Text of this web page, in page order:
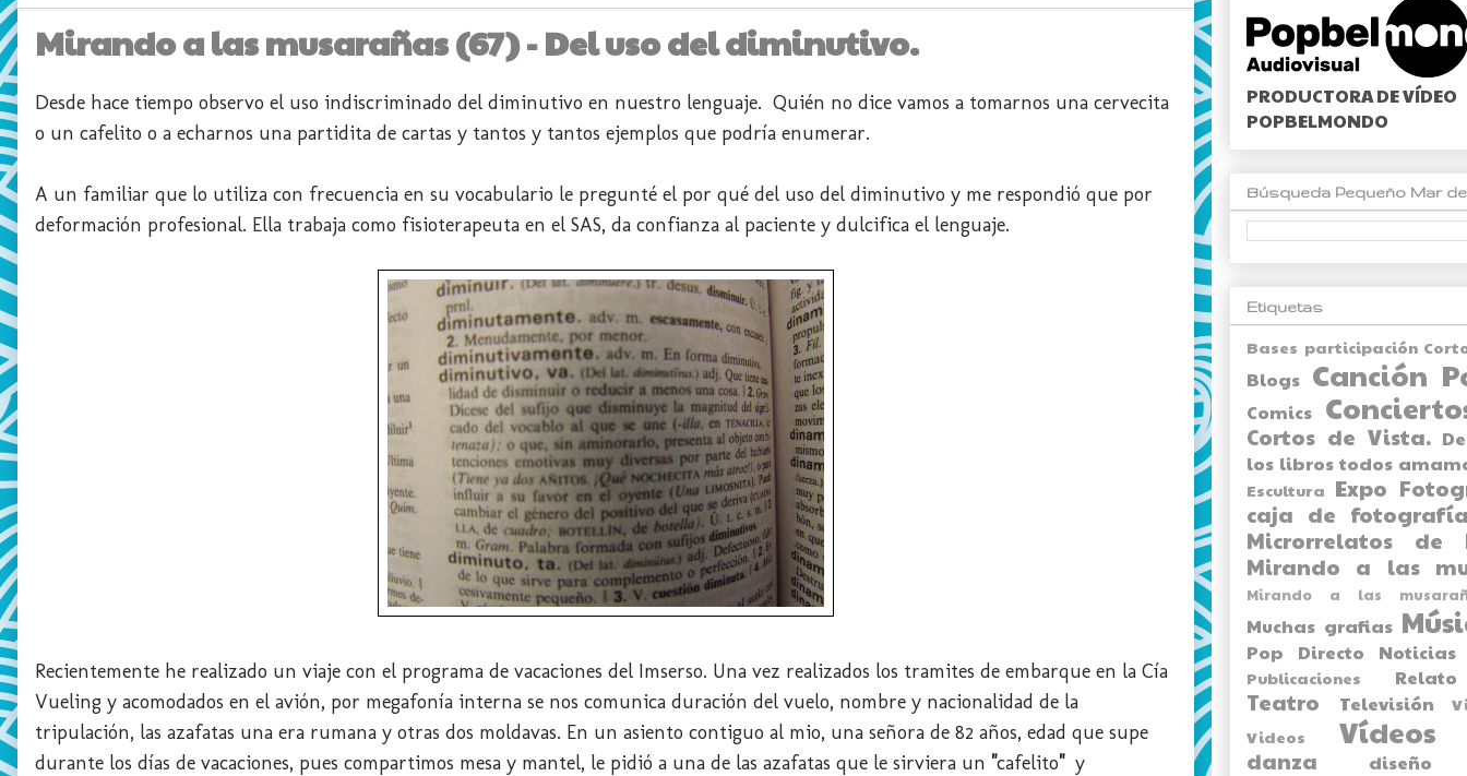
Mirando a las musarañas (67) - Del uso del diminutivo.
Desde hace tiempo observo el uso indiscriminado del diminutivo en nuestro lenguaje. Quién no dice vamos a tomarnos una cervecita
o un cafelito o a echarnos una partidita de cartas y tantos y tantos ejemplos que podría enumerar.
A un familiar que lo utiliza con frecuencia en su vocabulario le pregunté el por qué del uso del diminutivo y me respondió que por
deformación profesional. Ella trabaja como fisioterapeuta en el SAS, da confianza al paciente y dulcifica el lenguaje.
Recientemente he realizado un viaje con el programa de vacaciones del Imserso. Una vez realizados los tramites de embarque en la Cía
Vueling y acomodados en el avión, por megafonía interna se nos comunica duración del vuelo, nombre y nacionalidad de la
tripulación, las azafatas una era rumana y otras dos moldavas. En un asiento contiguo al mio, una señora de 82 años, edad que supe
durante los días de vacaciones, pues compartimos mesa y mantel, le pidió a una de las azafatas que le sirviera un "cafelito"y
PRODUCTORA DE VÍDEO
POPBELMONDO
Búsqueda Pequeño Mar
Etiquetas
Bases participación
Blogs Canción
Comics
Cortos de Vista.
los libros todos
Escultura Expo
caja de
Microrrelatos de
Mirando a las
Mirando a las
Muchas grafias
Pop Directo Noticias
Publicaciones Relato
Teatro Televisión
Videos
Vídeos
danza diseño